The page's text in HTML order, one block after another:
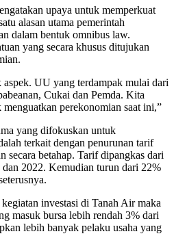
upaya untuk memperkuat
alasan utama pemerintah
dalam bentuk omnibus law.
yang secara khusus ditujukan
UU yang terdampak mulai dari
Cukai dan Pemda. Kita
perekonomian saat ini,”
yang difokuskan untuk
terkait dengan penurunan tarif
secara betahap. Tarif dipangkas dari
2022. Kemudian turun dari 22%
investasi di Tanah Air maka
masuk bursa lebih rendah 3% dari
lebih banyak pelaku usaha yang